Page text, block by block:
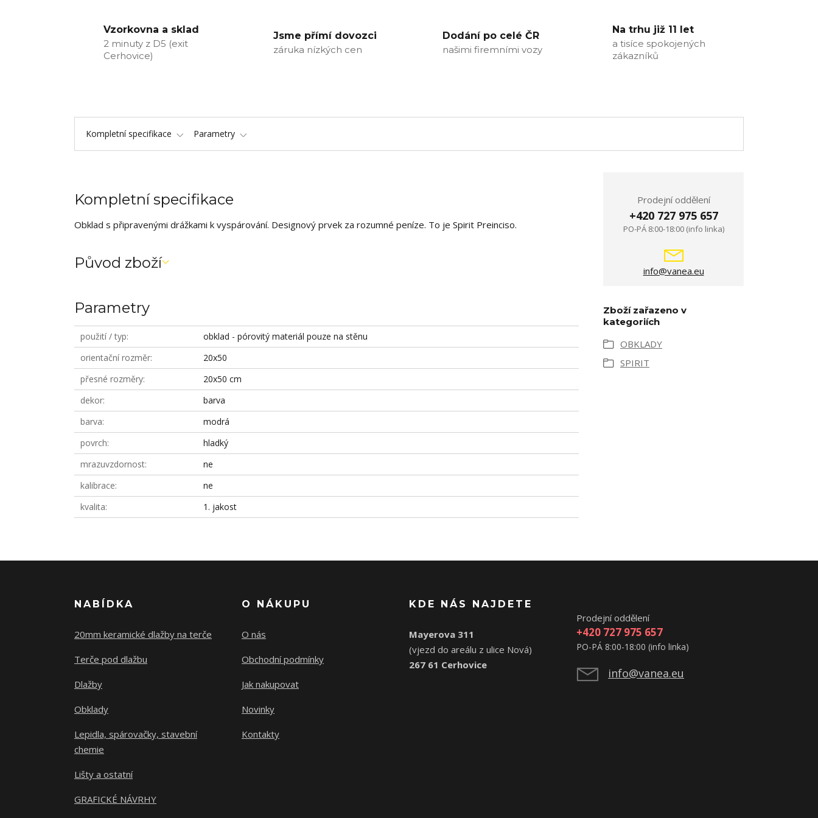
Vzorkovna a sklad
2 minuty z D5 (exit
Cerhovice)
Jsme přímí dovozci
záruka nízkých cen
Dodání po celé ČR
našimi firemními vozy
Na trhu již 11 let
a tisíce spokojených
zákazníků
Kompletní specifikace Parametry
Kompletní specifikace
Obklad s připravenými drážkami k vyspárování. Designový prvek za rozumné peníze. To je Spirit Preinciso.
Původ zboží
Parametry
použití / typ
obklad - pórovitý materiál pouze na stěnu
orientační rozměr
20x50
přesné rozměry
20x50 cm
dekor
barva
barva
modrá
povrch
hladký
mrazuvzdornost
ne
kalibrace
ne
kvalita
1. jakost
Prodejní oddělení
+420 727 975 657
PO-PÁ 8:00-18:00 (info linka)
info@vanea.eu
Zboží zařazeno v
kategoriích
OBKLADY
SPIRIT
NABÍDKA
20mm keramické dlažby na terče
Terče pod dlažbu
Dlažby
Obklady
Lepidla, spárovačky, stavební
chemie
Lišty a ostatní
GRAFICKÉ NÁVRHY
O NÁKUPU
O nás
Obchodní podmínky
Jak nakupovat
Novinky
Kontakty
KDE NÁS NAJDETE
Mayerova 311
(vjezd do areálu z ulice Nová)
267 61 Cerhovice
Prodejní oddělení
+420 727 975 657
PO-PÁ 8:00-18:00 (info linka)
info@vanea.eu